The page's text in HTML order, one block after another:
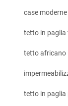
case
tetto in paglia
tetto africano
tetto in paglia